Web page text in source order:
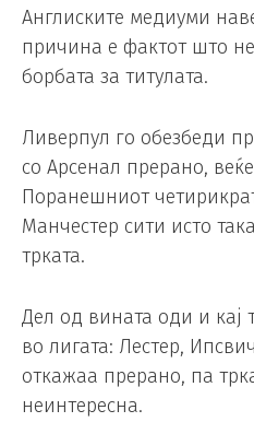
Англиските медиуми
причина е фактот што
борбата за титулата.
Ливерпул го обезбеди
со Арсенал прерано,
Поранешниот
Манчестер сити исто
трката.
Дел од вината оди и кај
во лигата: Лестер,
откажаа прерано, па
неинтересна.